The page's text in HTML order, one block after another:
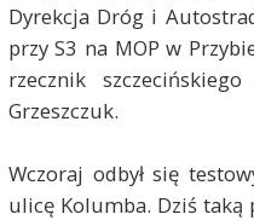
Dyrekcja Dróg i
przy S3 na MOP w
rzecznik
Grzeszczuk.
Wczoraj odbył się
ulicę Kolumba. Dziś